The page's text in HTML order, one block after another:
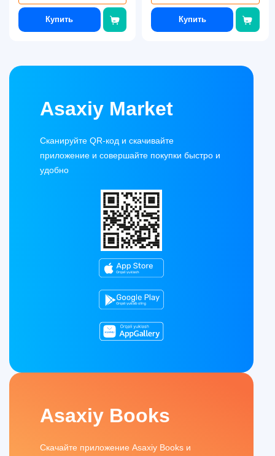
Купить Купить
Asaxiy Market
Сканируйте QR-код и скачивайте
приложение и совершайте покупки быстро и
удобно
Asaxiy Books
Скачайте приложение Asaxiy Books и